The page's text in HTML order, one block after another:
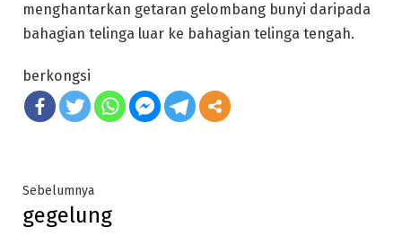
menghantarkan getaran gelombang bunyi daripada
bahagian telinga luar ke bahagian telinga tengah.
berkongsi
Post
navigation
SebelumnyaPrevious
post:
gegelung